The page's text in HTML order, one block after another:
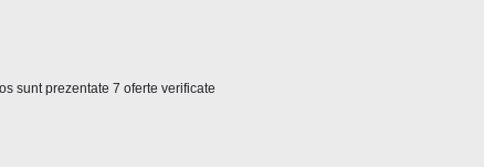
sunt prezentate 7 oferte verificate